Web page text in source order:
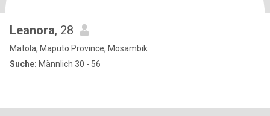
Leanora, 28
Matola, Maputo Province, Mosambik
Suche: Männlich 30 - 56